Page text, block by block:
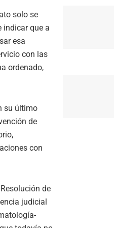
solo se
indicar que a
esa
con las
ordenado,
su último
de
con
de
judicial